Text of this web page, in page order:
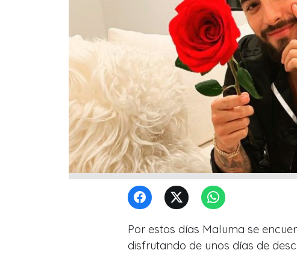
Por estos días Maluma se
disfrutando de unos días de